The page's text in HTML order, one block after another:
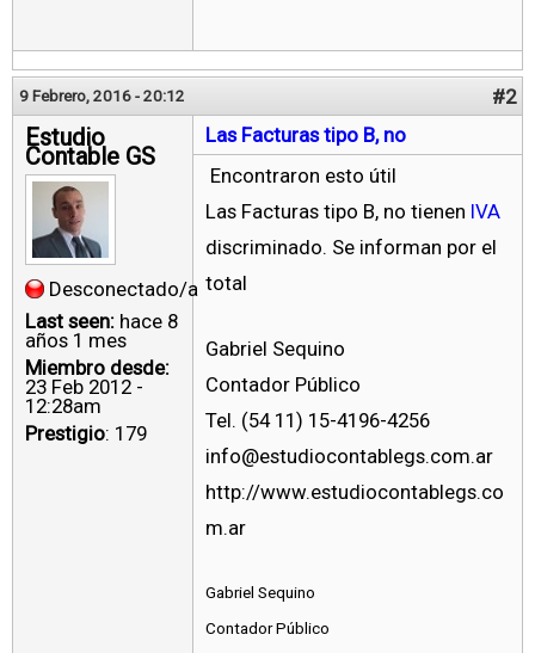
9 Febrero, 2016 - 20:12 #2
Estudio
Contable GS
Desconectado/a
Last seen: hace 8
años 1 mes
Miembro desde:
23 Feb 2012 -
12:28am
Prestigio: 179
Las Facturas tipo B, no
Encontraron esto útil
Las Facturas tipo B, no tienen IVA
discriminado. Se informan por el
total
Gabriel Sequino
Contador Público
Tel. (54 11) 15-4196-4256
info@estudiocontablegs.com.ar
http://www.estudiocontablegs.co
m.ar
Gabriel Sequino
Contador Público